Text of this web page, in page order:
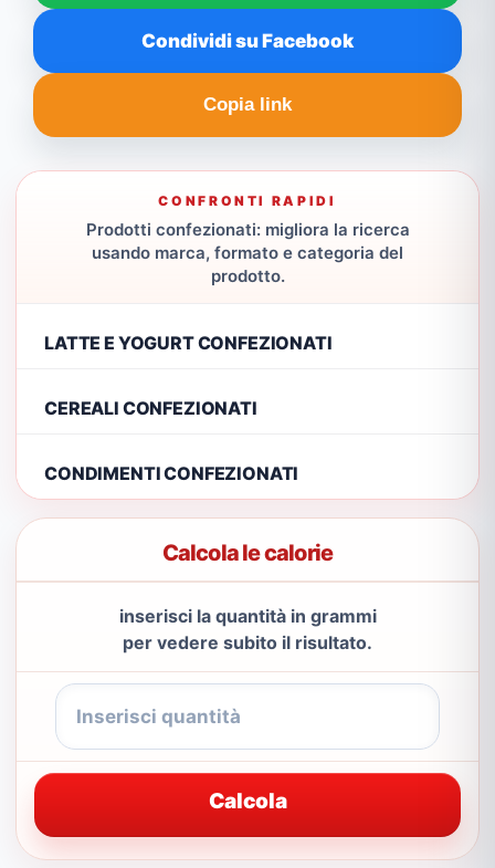
Condividi su Facebook
Copia link
CONFRONTI RAPIDI
Prodotti confezionati: migliora la ricerca
usando marca, formato e categoria del
prodotto.
LATTE E YOGURT CONFEZIONATI
CEREALI CONFEZIONATI
CONDIMENTI CONFEZIONATI
Calcola le calorie
inserisci la quantità in grammi
per vedere subito il risultato.
Calcola